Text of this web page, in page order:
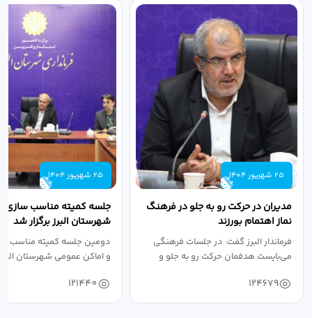
25 شهریور 1404
مدیران در حرکت رو به جلو در فرهنگ
نماز اهتمام بورزند
فرماندار البرز گفت: در جلسات فرهنگی
می‌بایست هدفمان حرکت رو به جلو و
124679
25 شهریور 1404
جلسه کمیته مناسب سازی
شهرستان البرز برگزار شد
دومین جلسه کمیته مناسب
و اماکن عمومی شهرستان
121440